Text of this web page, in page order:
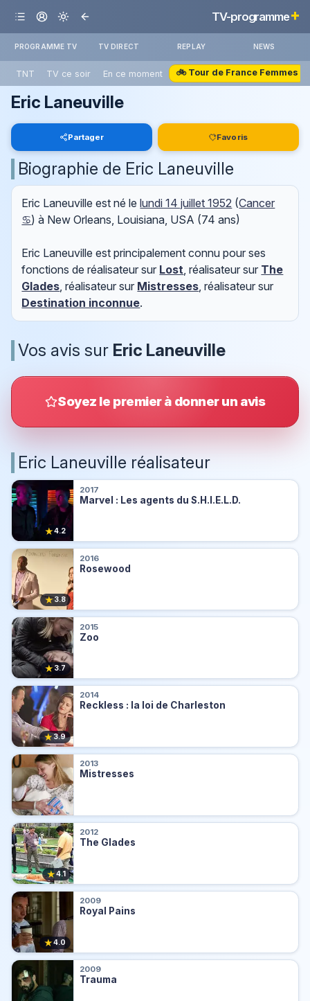
TV-programme+
PROGRAMME TV TV DIRECT REPLAY NEWS
TNT TV ce soir En ce moment 🚲 Tour de France Femmes
Eric Laneuville
Partager Favoris
Biographie de Eric Laneuville
Eric Laneuville est né lelundi 14 juillet 1952 (Cancer
♋) à New Orleans, Louisiana, USA (74 ans)
Eric Laneuville est principalement connu pour ses
fonctions de réalisateur sur Lost, réalisateur sur The
Glades, réalisateur sur Mistresses, réalisateur sur
Destination inconnue.
Vos avis sur Eric Laneuville
Soyez le premier à donner un avis
Eric Laneuville réalisateur
★4.2
2017
Marvel : Les agents du S.H.I.E.L.D.
★3.8
2016
Rosewood
★3.7
2015
Zoo
★3.9
2014
Reckless : la loi de Charleston
2013
Mistresses
★4.1
2012
The Glades
★4.0
2009
Royal Pains
2009
Trauma